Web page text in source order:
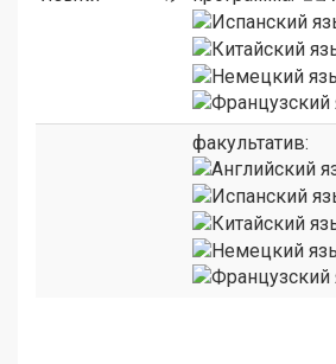
факультатив: